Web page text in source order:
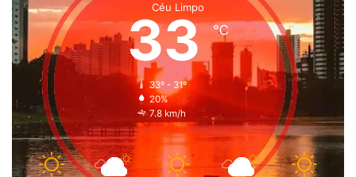
Céu Limpo
33℃
33º - 31º
20%
7.8 km/h